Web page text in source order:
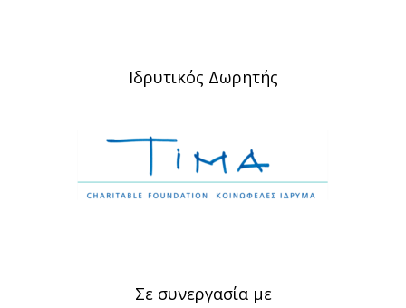
Ιδρυτικός Δωρητής
Σε συνεργασία με